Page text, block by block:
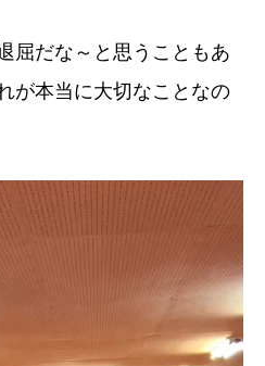
屈だな～と思うこともあ
が本当に大切なことなの